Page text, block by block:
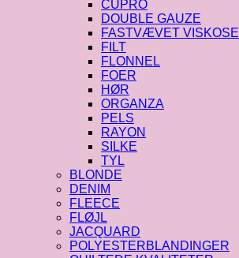
CUPRO
DOUBLE GAUZE
FASTVÆVET VISKOSE
FILT
FLONNEL
FOER
HØR
ORGANZA
PELS
RAYON
SILKE
TYL
BLONDE
DENIM
FLEECE
FLØJL
JACQUARD
POLYESTERBLANDINGER